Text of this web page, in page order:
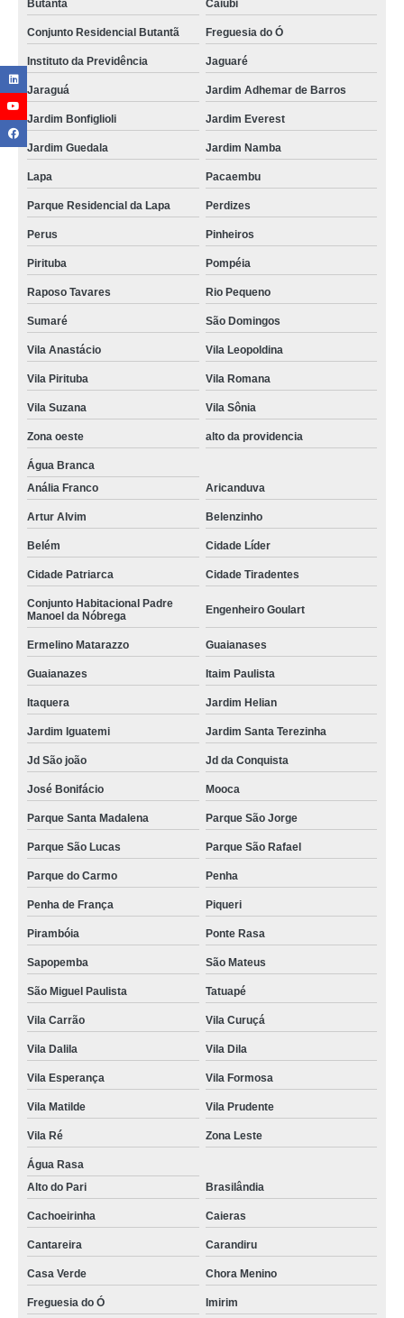
Butantã Caiubi
Conjunto Residencial Butantã Freguesia do Ó
Instituto da Previdência Jaguaré
Jaraguá Jardim Adhemar de Barros
Jardim Bonfiglioli Jardim Everest
Jardim Guedala Jardim Namba
Lapa Pacaembu
Parque Residencial da Lapa Perdizes
Perus Pinheiros
Pirituba Pompéia
Raposo Tavares Rio Pequeno
Sumaré São Domingos
Vila Anastácio Vila Leopoldina
Vila Pirituba Vila Romana
Vila Suzana Vila Sônia
Zona oeste alto da providencia
Água Branca
Anália Franco
Aricanduva
Artur Alvim Belenzinho
Belém Cidade Líder
Cidade Patriarca Cidade Tiradentes
Conjunto Habitacional Padre
Manoel da Nóbrega
Engenheiro Goulart
Ermelino Matarazzo Guaianases
Guaianazes Itaim Paulista
Itaquera Jardim Helian
Jardim Iguatemi Jardim Santa Terezinha
Jd São joão Jd da Conquista
José Bonifácio Mooca
Parque Santa Madalena Parque São Jorge
Parque São Lucas Parque São Rafael
Parque do Carmo Penha
Penha de França Piqueri
Pirambóia Ponte Rasa
Sapopemba São Mateus
São Miguel Paulista Tatuapé
Vila Carrão Vila Curuçá
Vila Dalila Vila Dila
Vila Esperança Vila Formosa
Vila Matilde Vila Prudente
Vila Ré Zona Leste
Água Rasa
Alto do Pari
Brasilândia
Cachoeirinha Caieras
Cantareira Carandiru
Casa Verde Chora Menino
Freguesia do Ó Imirim